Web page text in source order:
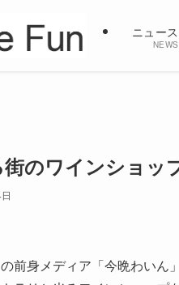
ニュー
のワインショッ
前身メディア「今晩わいん